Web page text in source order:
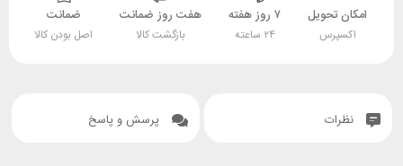
امکان تحویل
اکسپرس
۷ روز هفته
۲۴ ساعته
هفت روز ضمانت
بازگشت کالا
ضمانت
اصل بودن کالا
نظرات پرسش و پاسخ